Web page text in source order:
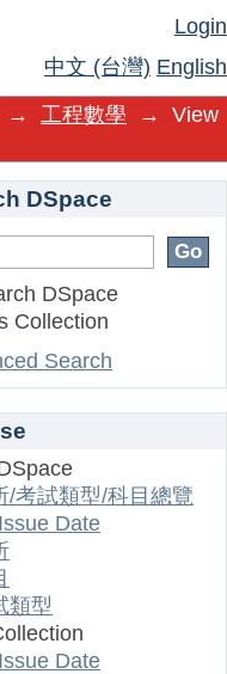
Login
中文 (台灣) English
→ 工程數學 →
View
DSpace
DSpace
Collection
Search
/考試類型/科目總覽
Date
類型
Date